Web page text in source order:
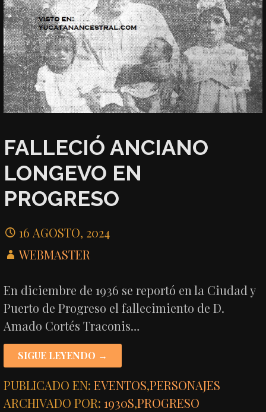
FALLECIÓ ANCIANO
LONGEVO EN
PROGRESO
16 AGOSTO, 2024
WEBMASTER
En diciembre de 1936 se reportó en la Ciudad y
Puerto de Progreso el fallecimiento de D.
Amado Cortés Traconis…
SIGUE LEYENDO →
PUBLICADO EN:EVENTOS,PERSONAJES
ARCHIVADO POR:1930S,PROGRESO